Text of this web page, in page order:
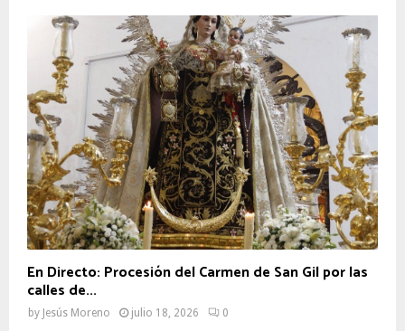
En Directo: Procesión del Carmen de San Gil por las
calles de...
by Jesús Moreno julio 18, 2026 0